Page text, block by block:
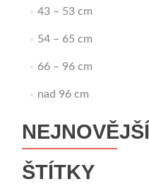
43 – 53 cm
54 – 65 cm
66 – 96 cm
nad 96 cm
ŠTÍTKY